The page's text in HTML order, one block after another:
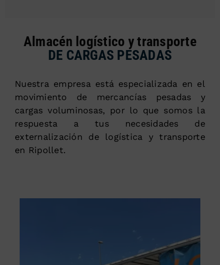
Almacén logístico y transporte
DE CARGAS PESADAS
Nuestra empresa está especializada en el
movimiento de mercancías pesadas y
cargas voluminosas, por lo que somos la
respuesta a tus necesidades de
externalización de logística y transporte
en Ripollet.